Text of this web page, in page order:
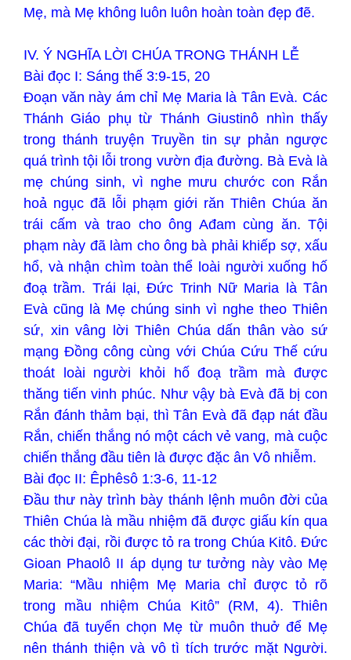
Mẹ, mà Mẹ không luôn luôn hoàn toàn đẹp đẽ.
IV. Ý NGHĨA LỜI CHÚA TRONG THÁNH LỄ
Bài đọc I: Sáng thế 3:9-15, 20
Đoạn văn này ám chỉ Mẹ Maria là Tân Evà. Các
Thánh Giáo phụ từ Thánh Giustinô nhìn thấy
trong thánh truyện Truyền tin sự phản ngược
quá trình tội lỗi trong vườn địa đường. Bà Evà là
mẹ chúng sinh, vì nghe mưu chước con Rắn
hoả ngục đã lỗi phạm giới răn Thiên Chúa ăn
trái cấm và trao cho ông Ađam cùng ăn. Tội
phạm này đã làm cho ông bà phải khiếp sợ, xấu
hổ, và nhận chìm toàn thể loài người xuống hố
đoạ trầm. Trái lại, Đức Trinh Nữ Maria là Tân
Evà cũng là Mẹ chúng sinh vì nghe theo Thiên
sứ, xin vâng lời Thiên Chúa dấn thân vào sứ
mạng Đồng công cùng với Chúa Cứu Thế cứu
thoát loài người khỏi hố đoạ trầm mà được
thăng tiến vinh phúc. Như vậy bà Evà đã bị con
Rắn đánh thảm bại, thì Tân Evà đã đạp nát đầu
Rắn, chiến thắng nó một cách vẻ vang, mà cuộc
chiến thắng đầu tiên là được đặc ân Vô nhiễm.
Bài đọc II: Êphêsô 1:3-6, 11-12
Đầu thư này trình bày thánh lệnh muôn đời của
Thiên Chúa là mầu nhiệm đã được giấu kín qua
các thời đại, rồi được tỏ ra trong Chúa Kitô. Đức
Gioan Phaolô II áp dụng tư tưởng này vào Mẹ
Maria: “Mầu nhiệm Mẹ Maria chỉ được tỏ rõ
trong mầu nhiệm Chúa Kitô” (RM, 4). Thiên
Chúa đã tuyển chọn Mẹ từ muôn thuở để Mẹ
nên thánh thiện và vô tì tích trước mặt Người.